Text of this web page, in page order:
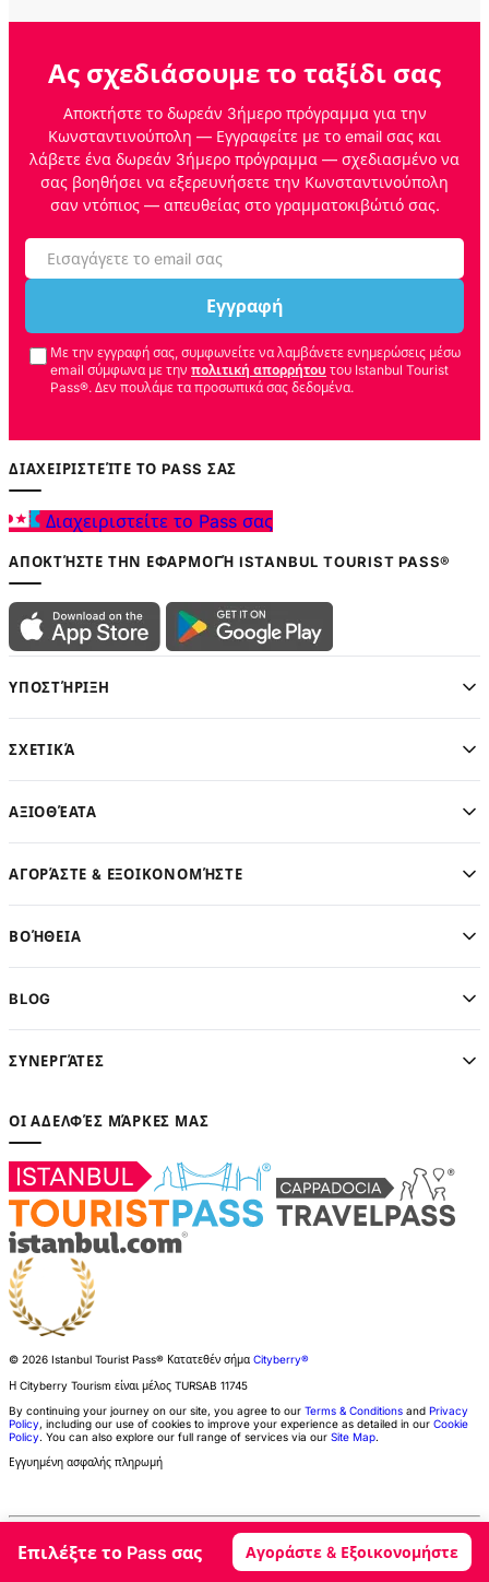
Ας σχεδιάσουμε το ταξίδι σας
Αποκτήστε το δωρεάν 3ήμερο πρόγραμμα για την
Κωνσταντινούπολη — Εγγραφείτε με το email σας και
λάβετε ένα δωρεάν 3ήμερο πρόγραμμα — σχεδιασμένο να
σας βοηθήσει να εξερευνήσετε την Κωνσταντινούπολη
σαν ντόπιος — απευθείας στο γραμματοκιβώτιό σας.
Εγγραφή
Με την εγγραφή σας, συμφωνείτε να λαμβάνετε ενημερώσεις μέσω
email σύμφωνα με την πολιτική απορρήτου του Istanbul Tourist
Pass®. Δεν πουλάμε τα προσωπικά σας δεδομένα.
ΔΙΑΧΕΙΡΙΣΤΕΊΤΕ ΤΟ PASS ΣΑΣ
Διαχειριστείτε το Pass σας
ΑΠΟΚΤΉΣΤΕ ΤΗΝ ΕΦΑΡΜΟΓΉ ISTANBUL TOURIST PASS®
ΥΠΟΣΤΉΡΙΞΗ
ΣΧΕΤΙΚΆ
ΑΞΙΟΘΈΑΤΑ
ΑΓΟΡΆΣΤΕ & ΕΞΟΙΚΟΝΟΜΉΣΤΕ
ΒΟΉΘΕΙΑ
BLOG
ΣΥΝΕΡΓΆΤΕΣ
ΟΙ ΑΔΕΛΦΈΣ ΜΆΡΚΕΣ ΜΑΣ
© 2026 Istanbul Tourist Pass® Κατατεθέν σήμα Cityberry®
Η Cityberry Tourism είναι μέλος TURSAB 11745
By continuing your journey on our site, you agree to our Terms & Conditions and Privacy
Policy, including our use of cookies to improve your experience as detailed in our Cookie
Policy. You can also explore our full range of services via our Site Map.
Εγγυημένη ασφαλής πληρωμή
Επιλέξτε το Pass σας Αγοράστε & Εξοικονομήστε